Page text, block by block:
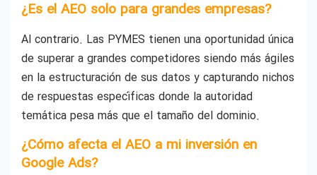
¿Es el AEO solo para grandes empresas?
Al contrario. Las PYMES tienen una oportunidad única
de superar a grandes competidores siendo más ágiles
en la estructuración de sus datos y capturando nichos
de respuestas específicas donde la autoridad
temática pesa más que el tamaño del dominio.
¿Cómo afecta el AEO a mi inversión en
Google Ads?